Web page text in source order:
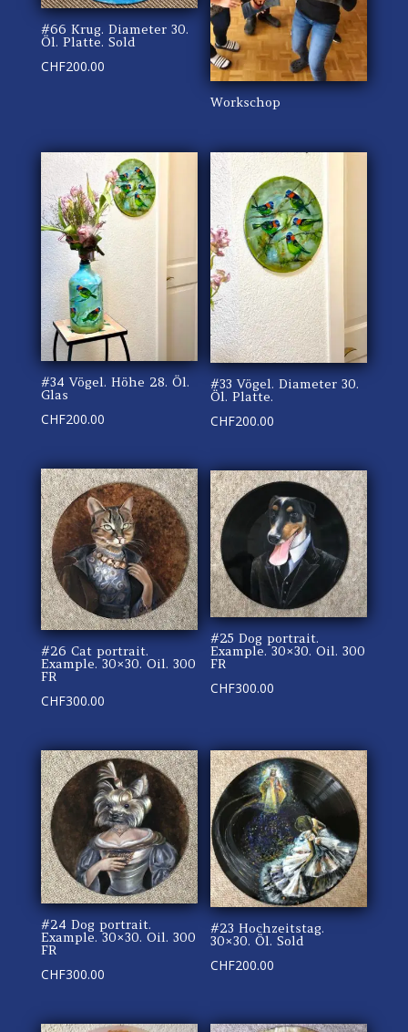
#66 Krug. Diameter 30.
Öl. Platte. Sold
CHF200.00
Workschop
#34 Vögel. Höhe 28. Öl.
Glas
CHF200.00
#33 Vögel. Diameter 30.
Öl. Platte.
CHF200.00
#26 Cat portrait.
Example. 30×30. Oil. 300
FR
CHF300.00
#25 Dog portrait.
Example. 30×30. Oil. 300
FR
CHF300.00
#24 Dog portrait.
Example. 30×30. Oil. 300
FR
CHF300.00
#23 Hochzeitstag.
30×30. Öl. Sold
CHF200.00